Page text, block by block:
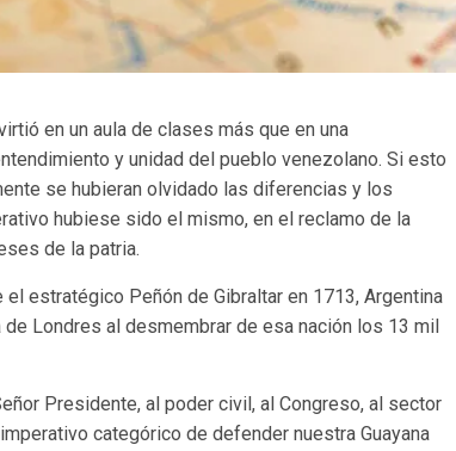
en un aula de clases más que en una
y unidad del pueblo venezolano. Si esto
se hubieran olvidado las diferencias y los
hubiese sido el mismo, en el reclamo de la
de la patria.
estratégico Peñón de Gibraltar en 1713, Argentina
Londres al desmembrar de esa nación los 13 mil
Presidente, al poder civil, al Congreso, al sector
categórico de defender nuestra Guayana